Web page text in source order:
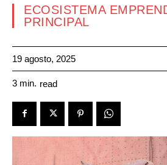
ECOSISTEMA
PRINCIPAL
19 agosto, 2025
3 min. read